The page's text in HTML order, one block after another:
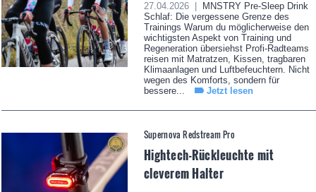
27.04.2026 |
MNSTRY Pre-Sleep Drink
Schlaf: Die vergessene Grenze des
Trainings Warum du möglicherweise den
wichtigsten Aspekt von Training und
Regeneration übersiehst Profi-Radteams
reisen mit Matratzen, Kissen, tragbaren
Klimaanlagen und Luftbefeuchtern. Nicht
wegen des Komforts, sondern für
bessere...
Jetzt lesen
Supernova Redstream Pro
Hightech-Rückleuchte mit
cleverem Halter